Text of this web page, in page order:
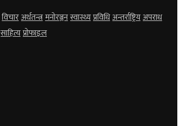
विचारअर्थतन्त्रमनोरञ्जनस्वास्थ्यप्रविधिअन्तर्राष्ट्रियअपराध
साहित्यप्रोफाइल